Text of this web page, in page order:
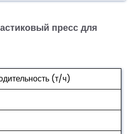
пресс для
(т/ч)